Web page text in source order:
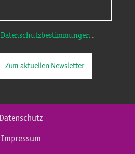
Datenschutzbestimmungen .
Zum aktuellen Newsletter
Datenschutz
Impressum